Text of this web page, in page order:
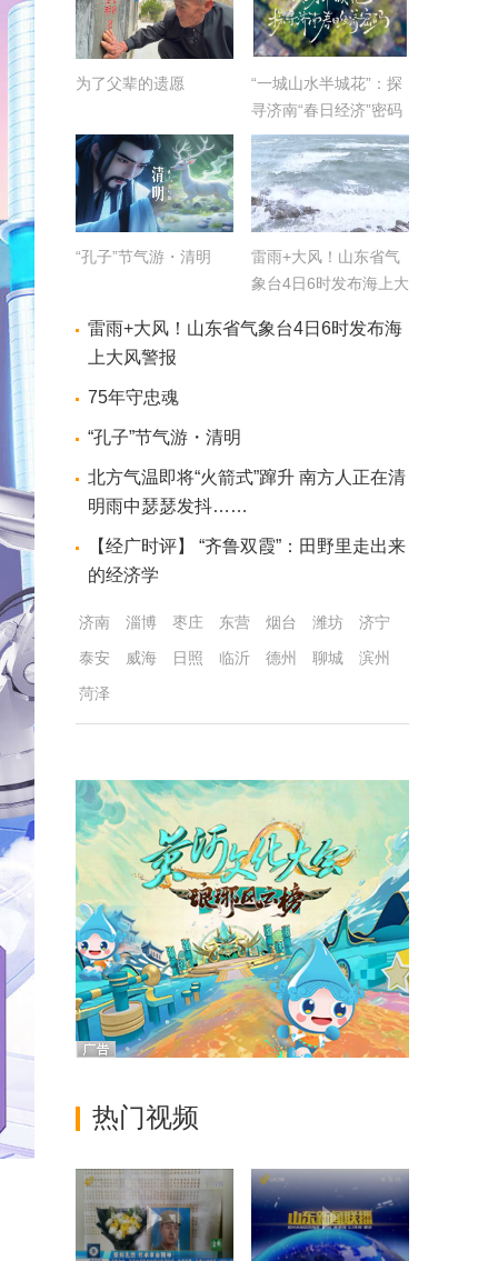
为了父辈的遗愿
“一城山水半城花”：探
寻济南“春日经济”密码
“孔子”节气游・清明
雷雨+大风！山东省气
象台4日6时发布海上大
雷雨+大风！山东省气象台4日6时发布海
上大风警报
75年守忠魂
“孔子”节气游・清明
北方气温即将“火箭式”蹿升 南方人正在清
明雨中瑟瑟发抖……
【经广时评】 “齐鲁双霞”：田野里走出来
的经济学
济南 淄博 枣庄 东营 烟台 潍坊
济宁
泰安
威海 日照 临沂 德州 聊城
滨州
菏泽
热门视频